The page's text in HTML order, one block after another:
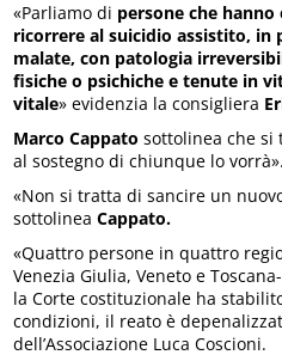
«Parliamo di persone che
ricorrere al suicidio assistito, in
malate, con patologia
fisiche o psichiche e tenute in
vitale» evidenzia la consigliera
Marco Cappato sottolinea che si
al sostegno di chiunque lo vorrà».
«Non si tratta di sancire un
sottolinea Cappato.
«Quattro persone in quattro
Venezia Giulia, Veneto e
la Corte costituzionale ha
condizioni, il reato è
dell’Associazione Luca Coscioni.